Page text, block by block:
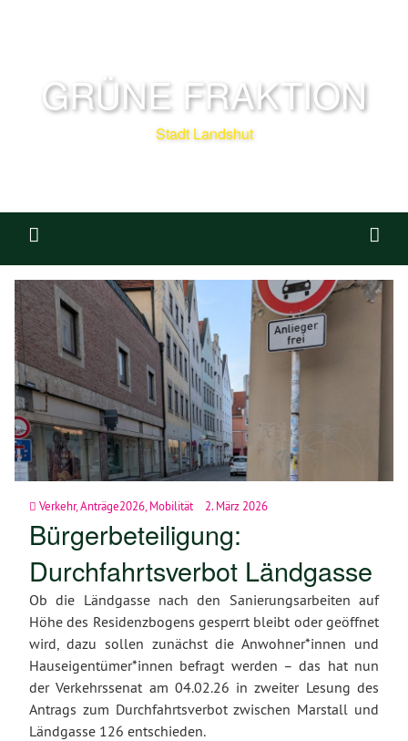
GRÜNE FRAKTION
Stadt Landshut
Verkehr,Anträge2026 Mobilität 2. März 2026
Bürgerbeteiligung:
Durchfahrtsverbot Ländgasse
Ob die Ländgasse nach den Sanierungsarbeiten auf
Höhe des Residenzbogens gesperrt bleibt oder geöffnet
wird, dazu sollen zunächst die Anwohner*innen und
Hauseigentümer*innen befragt werden – das hat nun
der Verkehrssenat am 04.02.26 in zweiter Lesung des
Antrags zum Durchfahrtsverbot zwischen Marstall und
Ländgasse 126 entschieden.